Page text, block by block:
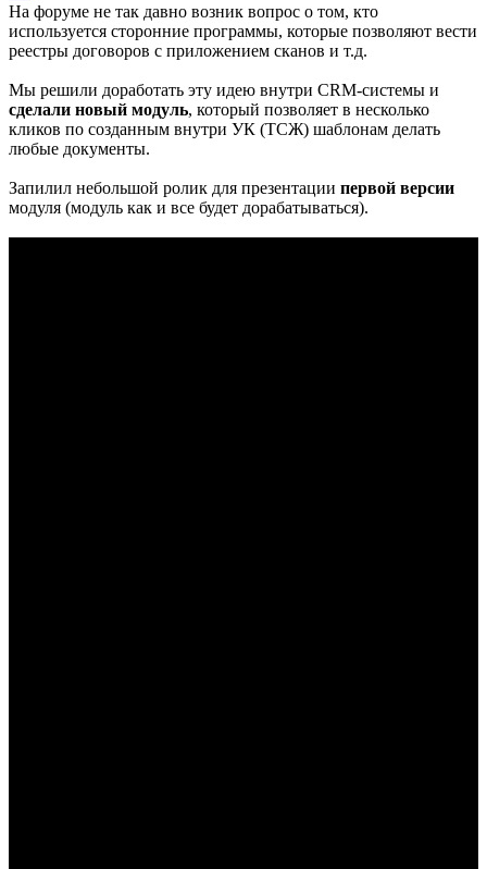
На форуме не так давно возник вопрос о том, кто
используется сторонние программы, которые позволяют вести
реестры договоров с приложением сканов и т.д.
Мы решили доработать эту идею внутри CRM-системы и
сделали новый модуль, который позволяет в несколько
кликов по созданным внутри УК (ТСЖ) шаблонам делать
любые документы.
Запилил небольшой ролик для презентации первой версии
модуля (модуль как и все будет дорабатываться).